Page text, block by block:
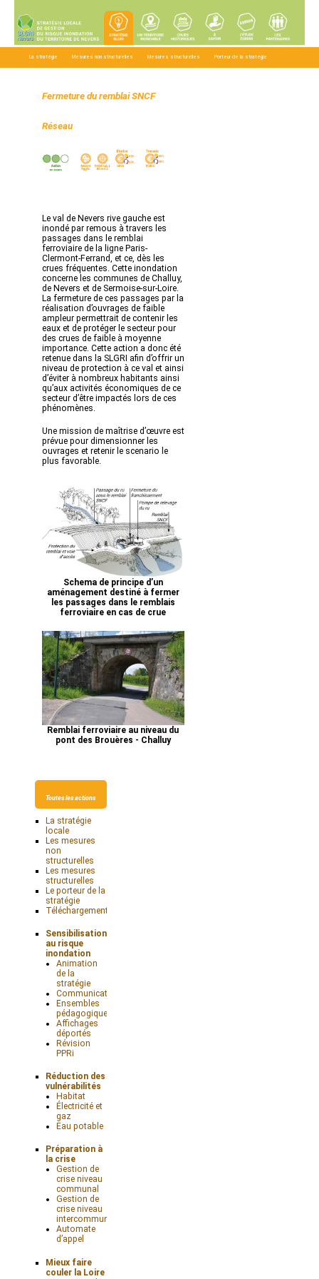
La stratégie Mesures non structurelles Mesures structurelles Porteur de la stratégie
Fermeture du remblai SNCF
Réseau
Le val de Nevers rive gauche est
inondé par remous à travers les
passages dans le remblai
ferroviaire de la ligne Paris-
Clermont-Ferrand, et ce, dès les
crues fréquentes. Cette inondation
concerne les communes de Challuy,
de Nevers et de Sermoise-sur-Loire.
La fermeture de ces passages par la
réalisation d’ouvrages de faible
ampleur permettrait de contenir les
eaux et de protéger le secteur pour
des crues de faible à moyenne
importance. Cette action a donc été
retenue dans la SLGRI afin d’offrir un
niveau de protection à ce val et ainsi
d’éviter à nombreux habitants ainsi
qu’aux activités économiques de ce
secteur d’être impactés lors de ces
phénomènes.
Une mission de maîtrise d’œuvre est
prévue pour dimensionner les
ouvrages et retenir le scenario le
plus favorable.
Schema de principe d’un
aménagement destiné à fermer
les passages dans le remblais
ferroviaire en cas de crue
Remblai ferroviaire au niveau du
pont des Brouères - Challuy
Toutes les actions
La stratégie
locale
Les mesures
non
structurelles
Les mesures
structurelles
Le porteur de la
stratégie
Téléchargements
Sensibilisation
au risque
inondation
Animation
de la
stratégie
Communication
Ensembles
pédagogiques
Affichages
déportés
Révision
PPRi
Réduction des
vulnérabilités
Habitat
Électricité et
gaz
Eau potable
Préparation à
la crise
Gestion de
crise niveau
communal
Gestion de
crise niveau
intercommunal
Automate
d’appel
Mieux faire
couler la Loire